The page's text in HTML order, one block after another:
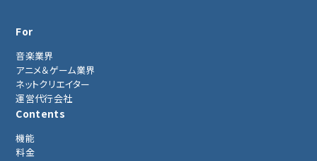
For
音楽業界
アニメ＆ゲーム業界
ネットクリエイター
運営代行会社
Contents
機能
料金